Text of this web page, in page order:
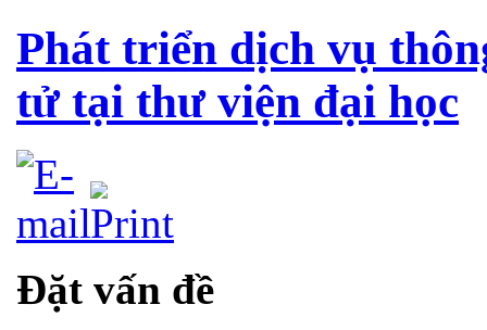
Phát triển dịch vụ
tử tại thư viện đại học
Đặt vấn đề